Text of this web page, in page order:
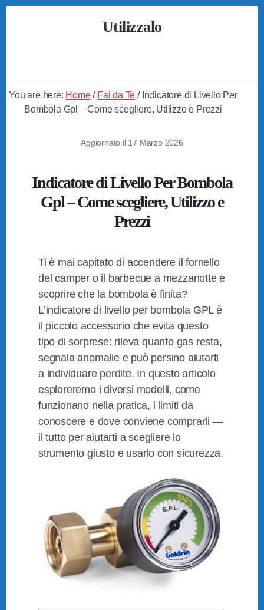
Utilizzalo
Tutto
You are here: Home / Fai da Te /Indicatore di Livello Per
Bombola Gpl – Come scegliere, Utilizzo e Prezzi
Aggiornato il 17 Marzo 2026
Indicatore di Livello Per Bombola
Gpl – Come scegliere, Utilizzo e
Prezzi
Ti è mai capitato di accendere il fornello
del camper o il barbecue a mezzanotte e
scoprire che la bombola è finita?
L’indicatore di livello per bombola GPL è
il piccolo accessorio che evita questo
tipo di sorprese: rileva quanto gas resta,
segnala anomalie e può persino aiutarti
a individuare perdite. In questo articolo
esploreremo i diversi modelli, come
funzionano nella pratica, i limiti da
conoscere e dove conviene comprarli —
il tutto per aiutarti a scegliere lo
strumento giusto e usarlo con sicurezza.